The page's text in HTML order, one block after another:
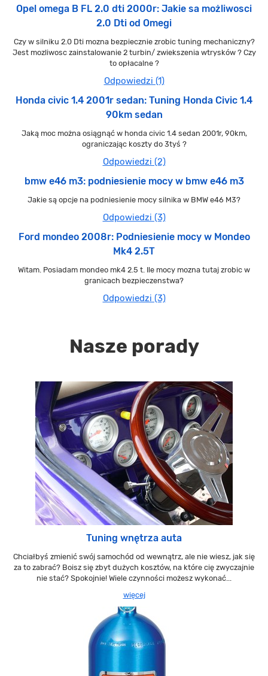
Opel omega B FL 2.0 dti 2000r: Jakie sa możliwosci
2.0 Dti od Omegi
Czy w silniku 2.0 Dti mozna bezpiecznie zrobic tuning mechaniczny?
Jest mozliwosc zainstalowanie 2 turbin/ zwiekszenia wtrysków ? Czy
to opłacalne ?
Odpowiedzi (1)
Honda civic 1.4 2001r sedan: Tuning Honda Civic 1.4
90km sedan
Jaką moc można osiągnąć w honda civic 1.4 sedan 2001r, 90km,
ograniczając koszty do 3tyś ?
Odpowiedzi (2)
bmw e46 m3: podniesienie mocy w bmw e46 m3
Jakie są opcje na podniesienie mocy silnika w BMW e46 M3?
Odpowiedzi (3)
Ford mondeo 2008r: Podniesienie mocy w Mondeo
Mk4 2.5T
Witam. Posiadam mondeo mk4 2.5 t. Ile mocy mozna tutaj zrobic w
granicach bezpieczenstwa?
Odpowiedzi (3)
Nasze porady
Tuning wnętrza auta
Chciałbyś zmienić swój samochód od wewnątrz, ale nie wiesz, jak się
za to zabrać? Boisz się zbyt dużych kosztów, na które cię zwyczajnie
nie stać? Spokojnie! Wiele czynności możesz wykonać...
więcej